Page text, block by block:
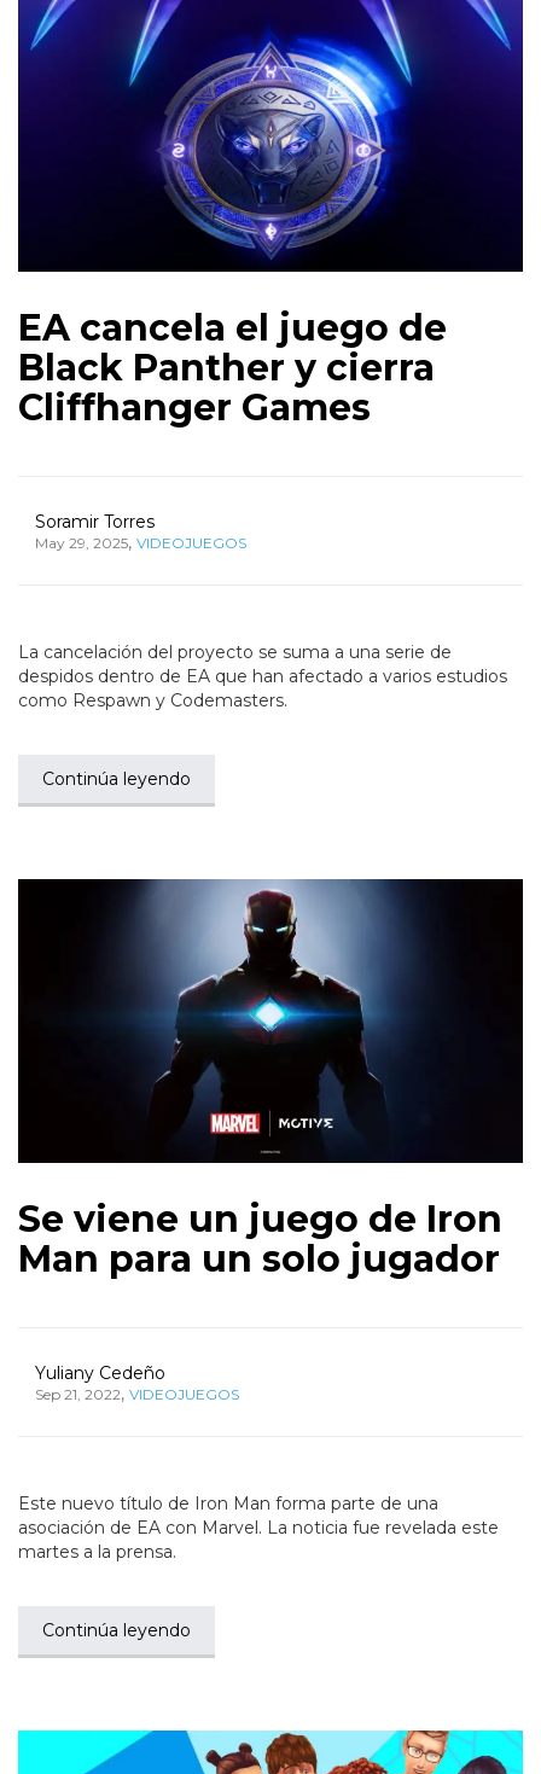
EA cancela el juego de
Black Panther y cierra
Cliffhanger Games
Soramir Torres
May 29, 2025, VIDEOJUEGOS
La cancelación del proyecto se suma a una serie de
despidos dentro de EA que han afectado a varios estudios
como Respawn y Codemasters.
Continúa leyendo
Se viene un juego de Iron
Man para un solo jugador
Yuliany Cedeño
Sep 21, 2022, VIDEOJUEGOS
Este nuevo título de Iron Man forma parte de una
asociación de EA con Marvel. La noticia fue revelada este
martes a la prensa.
Continúa leyendo